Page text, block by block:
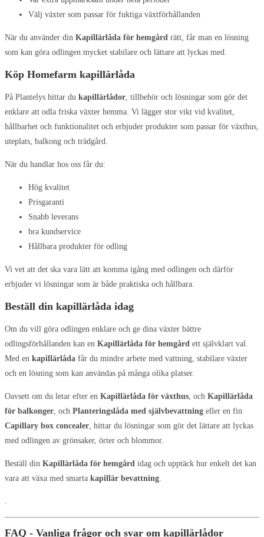
Välj växter som passar för fuktiga växtförhållanden
När du använder din Kapillärlåda för hemgård rätt, får man en lösning
som kan göra odlingen mycket stabilare och lättare att lyckas med.
Köp Homefarm kapillärlåda
På Plantelys hittar du kapillärlådor, tillbehör och lösningar som gör det
enklare att odla friska växter hemma. Vi lägger stor vikt vid kvalitet,
hållbarhet och funktionalitet och erbjuder produkter som passar för växthus,
uteplats, balkong och trädgård.
När du handlar hos oss får du:
Hög kvalitet
Prisgaranti
Snabb leverans
bra kundservice
Hållbara produkter för odling
Vi vet att det ska vara lätt att komma igång med odlingen och därför
erbjuder vi lösningar som är både praktiska och hållbara.
Beställ din kapillärlåda idag
Om du vill göra odlingen enklare och ge dina växter bättre
odlingsförhållanden kan en Kapillärlåda för hemgård ett självklart val.
Med en kapillärlåda får du mindre arbete med vattning, stabilare växter
och en lösning som kan användas på många olika platser.
Oavsett om du letar efter en Kapillärlåda för växthus , och Kapillärlåda
för balkonger , och Planteringslåda med självbevattning eller en fin
Capillary box concealer , hittar du lösningar som gör det lättare att lyckas
med odlingen av grönsaker, örter och blommor.
Beställ din Kapillärlåda för hemgård idag och upptäck hur enkelt det kan
vara att växa med smarta kapillär bevattning
FAQ - Vanliga frågor och svar om kapillärlådor